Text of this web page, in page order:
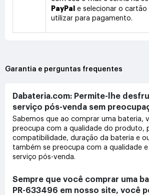
PayPal
e selecionar o cartão
utilizar para pagamento.
Garantia e perguntas frequentes
Dabateria.com: Permite-lhe
serviço pós-venda sem
Sabemos que ao comprar uma bateria,
preocupa com a qualidade do produto,
compatibilidade, duração da bateria e
também se preocupa com a qualidade
serviço pós-venda.
Sempre que você comprar uma
PR-633496 em nosso site, você